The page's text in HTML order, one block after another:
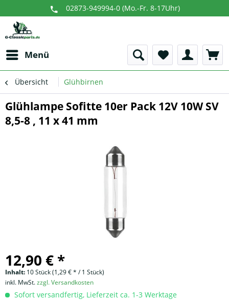
02873-949994-0 (Mo.-Fr. 8-17Uhr)
Menü
Übersicht Glühbirnen
Glühlampe Sofitte 10er Pack 12V 10W SV
8,5-8 , 11 x 41 mm
12,90 € *
Inhalt: 10 Stück (1,29 € * / 1 Stück)
inkl. MwSt.zzgl. Versandkosten
Sofort versandfertig, Lieferzeit ca. 1-3 Werktage